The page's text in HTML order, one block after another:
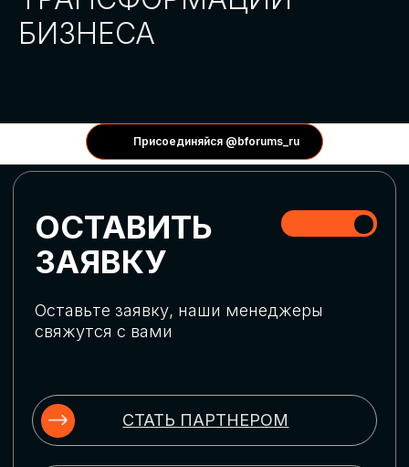
Присоединяйся @bforums_ru
ГЛОБАЛЬНАЯ
ЦИФРОВИЗАЦИЯ
актуальных трендов глобальной цифровой
трансформации. Узнаем о новых подходах
массовом использовании ИИ-
инструментов, обеспечении
ИСКУССТВЕННЫЙ
Узнаем как компании адаптируются к
новой ИИ-реальности. Как ИИ-
сотрудники становятся
«полноправными» членами команды, как
ИИ-помощники забирают на себя рутину
и как можно значительно увеличить